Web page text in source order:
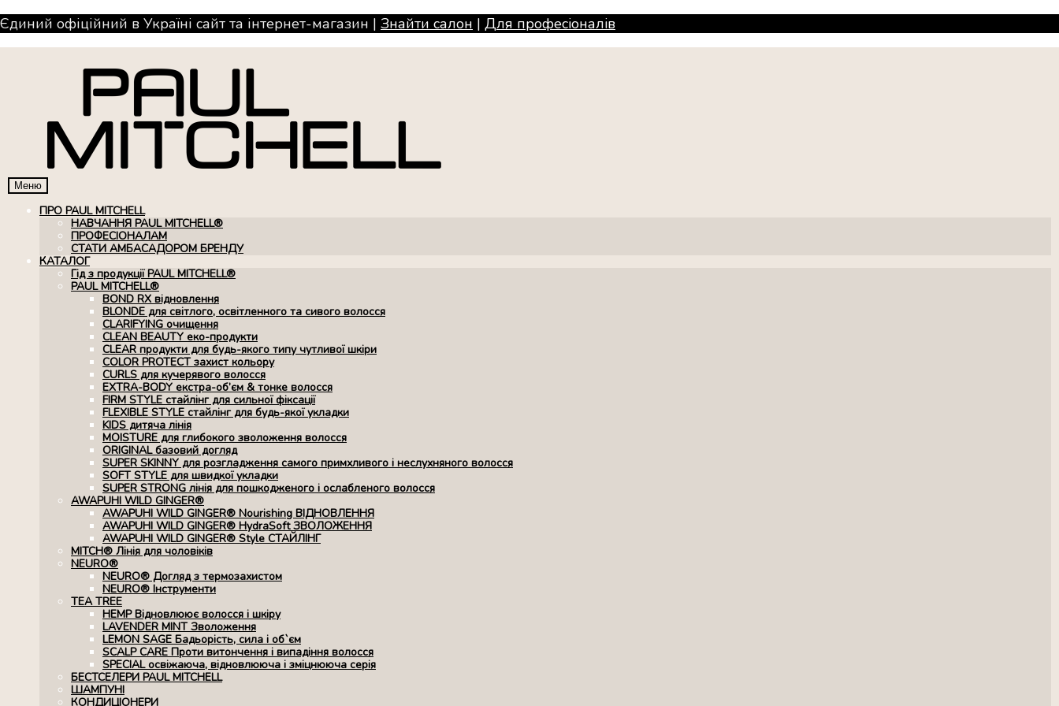
Єдиний офіційний в Україні сайт та інтернет-магазин | Знайти салон | Для професiоналiв
Меню
ПРО PAUL MITCHELL
НАВЧАННЯ PAUL MITCHELL®
ПРОФЕСІОНАЛАМ
СТАТИ АМБАСАДОРОМ БРЕНДУ
КАТАЛОГ
Гід з продукції PAUL MITCHELL®
PAUL MITCHELL®
BOND RX вiдновлення
BLONDE для світлого, освітленного та сивого волосся
CLARIFYING очищення
CLEAN BEAUTY еко-продукти
CLEAR продукти для будь-якого типу чутливої шкіри
COLOR PROTECT захист кольору
CURLS для кучерявого волосся
EXTRA-BODY екстра-об’єм & тонке волосся
FIRM STYLE стайлінг для сильної фіксації
FLEXIBLE STYLE стайлінг для будь-якої укладки
KIDS дитяча лінія
MOISTURE для глибокого зволоження волосся
ORIGINAL базовий догляд
SUPER SKINNY для розгладження самого примхливого і неслухняного волосся
SOFT STYLE для швидкої укладки
SUPER STRONG лінія для пошкодженого і ослабленого волосся
AWAPUHI WILD GINGER®
AWAPUHI WILD GINGER® Nourishing ВІДНОВЛЕННЯ
AWAPUHI WILD GINGER® HydraSoft ЗВОЛОЖЕННЯ
AWAPUHI WILD GINGER® Style СТАЙЛІНГ
MITCH® Лінія для чоловіків
NEURO®
NEURO® Догляд з термозахистом
NEURO® Інструменти
TEA TREE
HEMP Відновлюює волосся і шкіру
LAVENDER MINT Зволоження
LEMON SAGE Бадьорість, сила і об`єм
SCALP CARE Проти витончення і випадіння волосся
SPECIAL освіжаюча, відновлююча і зміцнююча серія
БЕСТСЕЛЕРИ PAUL MITCHELL
ШАМПУНІ
КОНДИЦІОНЕРИ